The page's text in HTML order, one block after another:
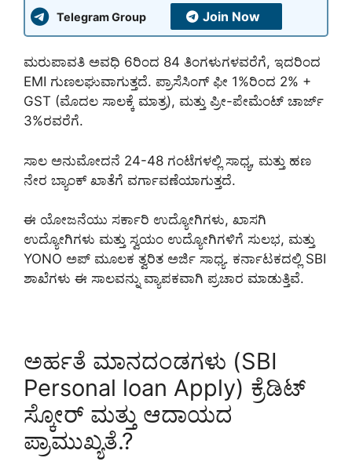
Telegram Group Join Now
ಮರುಪಾವತಿ ಅವಧಿ 6ರಿಂದ 84 ತಿಂಗಳುಗಳವರೆಗೆ, ಇದರಿಂದ
EMI ಗುಣಲಘುವಾಗುತ್ತದೆ. ಪ್ರಾಸೆಸಿಂಗ್ ಫೀ 1%ರಿಂದ 2% +
GST (ಮೊದಲ ಸಾಲಕ್ಕೆ ಮಾತ್ರ), ಮತ್ತು ಪ್ರೀ-ಪೇಮೆಂಟ್ ಚಾರ್ಜ್
3%ರವರೆಗೆ.
ಸಾಲ ಅನುಮೋದನೆ 24-48 ಗಂಟೆಗಳಲ್ಲಿ ಸಾಧ್ಯ, ಮತ್ತು ಹಣ
ನೇರ ಬ್ಯಾಂಕ್ ಖಾತೆಗೆ ವರ್ಗಾವಣೆಯಾಗುತ್ತದೆ.
ಈ ಯೋಜನೆಯು ಸರ್ಕಾರಿ ಉದ್ಯೋಗಿಗಳು, ಖಾಸಗಿ
ಉದ್ಯೋಗಿಗಳು ಮತ್ತು ಸ್ವಯಂ ಉದ್ಯೋಗಿಗಳಿಗೆ ಸುಲಭ, ಮತ್ತು
YONO ಅಪ್ ಮೂಲಕ ತ್ವರಿತ ಅರ್ಜಿ ಸಾಧ್ಯ. ಕರ್ನಾಟಕದಲ್ಲಿ SBI
ಶಾಖೆಗಳು ಈ ಸಾಲವನ್ನು ವ್ಯಾಪಕವಾಗಿ ಪ್ರಚಾರ ಮಾಡುತ್ತಿವೆ.
ಅರ್ಹತೆ ಮಾನದಂಡಗಳು (SBI
Personal loan Apply) ಕ್ರೆಡಿಟ್
ಸ್ಕೋರ್ ಮತ್ತು ಆದಾಯದ
ಪ್ರಾಮುಖ್ಯತೆ.?